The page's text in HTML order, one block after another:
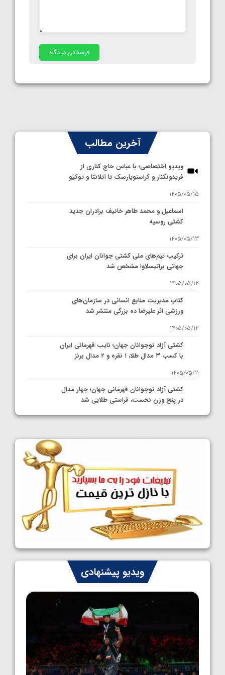
آخرین مطالب
ویدیو اختصاصی؛ با عباس حاج کناری از
فریدونکنار و کراسنویارسک تا آتلانتا و توکیو
1405/05/15
اسماعیل و محمد طاهر خانیف برادران جدید
کشتی روسیه
1405/05/13
ترکیب تیم‌های ملی کشتی جوانان ایران برای
جهانی براتیسلاوا مشخص شد
1405/05/12
کتاب مدیریت منابع انسانی در سازمان‌های
ورزشی اثر علیرضا ده بزرگی منتشر شد
1405/05/12
کشتی آزاد نوجوانان جهان؛ نایب قهرمانی ایران
با کسب ۳ مدال طلا، ۱ نقره و ۲ مدال برنز
1405/05/11
کشتی آزاد نوجوانان قهرمانی جهان؛ چهار مدال
در پنج وزن نخست، فراستی طلایی شد
1405/05/11
کشتی آزاد نوجوانان جهان؛ رقبای نمایندگان
ایران مشخص شدند
1405/05/08
کشتی فرنگی نوجوانان جهان؛ سکوی تیمی
سوم برای ایران
1405/05/07
ایران چشم به راه چهار مدال در پنج وزن دوم
کشتی فرنگی نوجوانان جهان
1405/05/06
ویدیو پیشنهادی